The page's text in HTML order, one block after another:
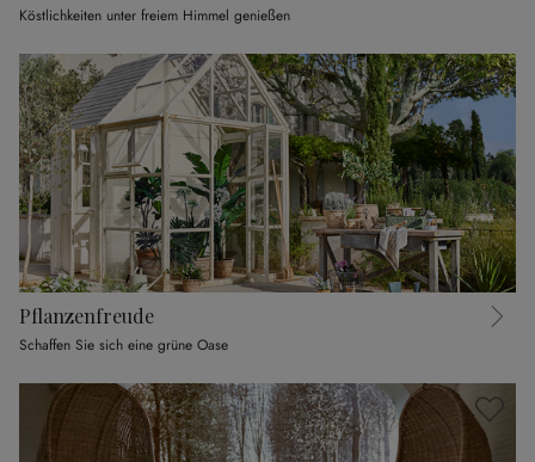
Köstlichkeiten unter freiem Himmel genießen
Pflanzenfreude
Schaffen Sie sich eine grüne Oase